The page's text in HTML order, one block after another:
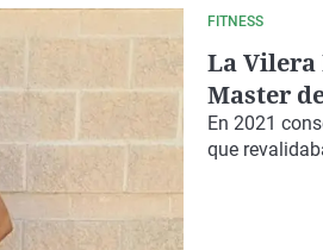
FITNESS
La Vilera
Master
En 2021
que